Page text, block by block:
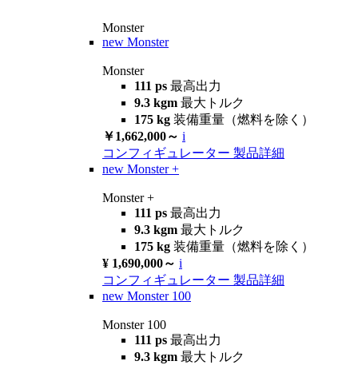
Monster
new Monster
Monster
111 ps 最高出力
9.3 kgm 最大トルク
175 kg 装備重量（燃料を除く）
￥1,662,000～ i
コンフィギュレーター 製品詳細
new Monster +
Monster +
111 ps 最高出力
9.3 kgm 最大トルク
175 kg 装備重量（燃料を除く）
¥ 1,690,000～ i
コンフィギュレーター 製品詳細
new Monster 100
Monster 100
111 ps 最高出力
9.3 kgm 最大トルク